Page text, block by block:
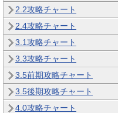
2.2攻略チャート
2.4攻略チャート
3.1攻略チャート
3.3攻略チャート
3.5前期攻略チャート
3.5後期攻略チャート
4.0攻略チャート